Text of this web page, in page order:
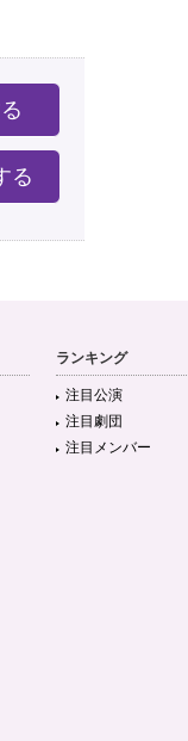
る
ランキング
注目公演
注目劇団
注目メンバー